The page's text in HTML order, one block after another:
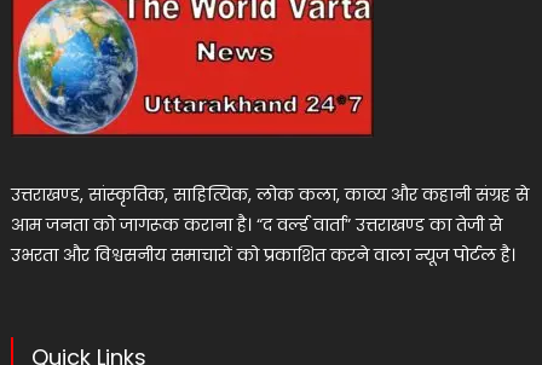
उत्तराखण्ड, सांस्कृतिक, साहित्यिक, लोक कला, काव्य और कहानी संग्रह से
आम जनता को जागरूक कराना है। “द वर्ल्ड वार्ता” उत्तराखण्ड का तेजी से
उभरता और विश्वसनीय समाचारों को प्रकाशित करने वाला न्यूज पोर्टल है।
Quick Links